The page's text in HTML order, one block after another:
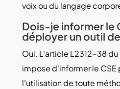
voix ou du langage
Dois-je informer le
déployer un outil
Oui. L'article L2312-38
impose d'informer le CSE
l'utilisation de toute